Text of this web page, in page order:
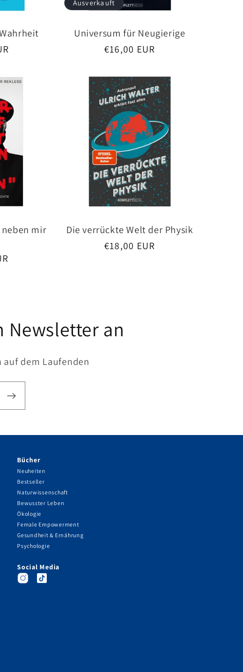
Ausverkauft
Universum für Neugierige
Normaler
€16,00 EUR
mir
Die verrückte Welt der Physik
Normaler
€18,00 EUR
Newsletter an
dem Laufenden
Bücher
Neuheiten
Bestseller
Naturwissenschaft
Bewusster Leben
Ökologie
Female Empowerment
Gesundheit & Ernährung
Psychologie
Social Media